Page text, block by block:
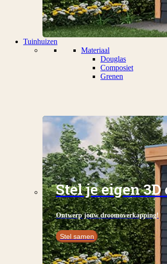
Tuinhuizen
Materiaal
Douglas
Composiet
Grenen
Stel je eigen
Ontwerp jouw droomoverkapping!
Stel samen